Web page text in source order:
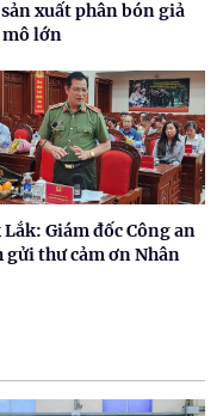
xuất phân bón giả
mô lớn
Giám đốc Công an
thư cảm ơn Nhân